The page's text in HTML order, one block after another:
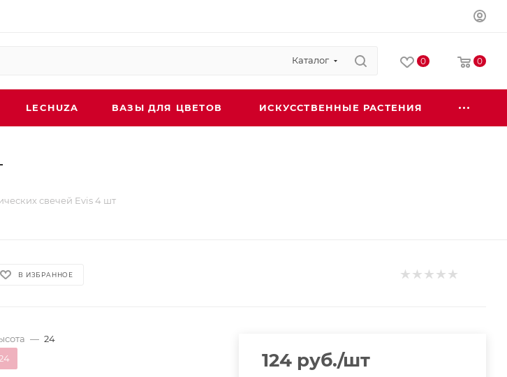
Каталог 0 0
LECHUZA ВАЗЫ ДЛЯ ЦВЕТОВ ИСКУССТВЕННЫЕ РАСТЕНИЯ
свечей Evis 4 шт
В ИЗБРАННОЕ
— 24
124руб./шт